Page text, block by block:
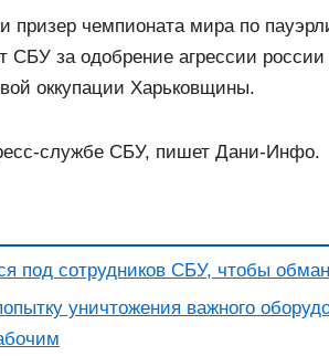
призер чемпионата мира по
СБУ за одобрение агрессии россии
оккупации Харьковщины.
службе СБУ, пишет Дани-Инфо.
под сотрудников СБУ, чтобы
уничтожения важного